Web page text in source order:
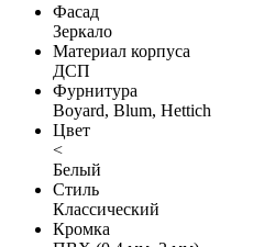
Фасад
Зеркало
Материал корпуса
ДСП
Фурнитура
Boyard, Blum, Hettich
Цвет
<
Белый
Стиль
Классический
Кромка